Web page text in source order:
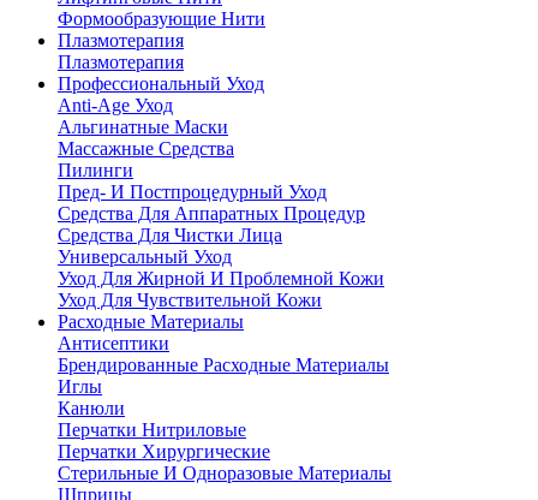
Формообразующие Нити
Плазмотерапия
Плазмотерапия
Профессиональный Уход
Anti-Age Уход
Альгинатные Маски
Массажные Средства
Пилинги
Пред- И Постпроцедурный Уход
Средства Для Аппаратных Процедур
Средства Для Чистки Лица
Универсальный Уход
Уход Для Жирной И Проблемной Кожи
Уход Для Чувствительной Кожи
Расходные Материалы
Антисептики
Брендированные Расходные Материалы
Иглы
Канюли
Перчатки Нитриловые
Перчатки Хирургические
Стерильные И Одноразовые Материалы
Шприцы